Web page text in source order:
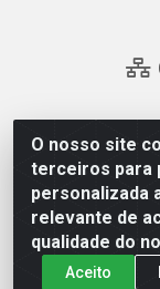
O nosso site
terceiros para
personalizada
relevante de
qualidade do
Aceito
Abreu & Silva -
Olho